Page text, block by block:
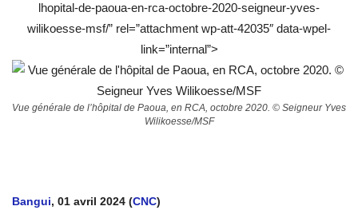
lhopital-de-paoua-en-rca-octobre-2020-seigneur-yves-
wilikoesse-msf/” rel=”attachment wp-att-42035″ data-wpel-
link=”internal”>
Vue générale de l’hôpital de Paoua, en RCA, octobre 2020. © Seigneur Yves
Wilikoesse/MSF
Bangui, 01 avril 2024 (CNC)